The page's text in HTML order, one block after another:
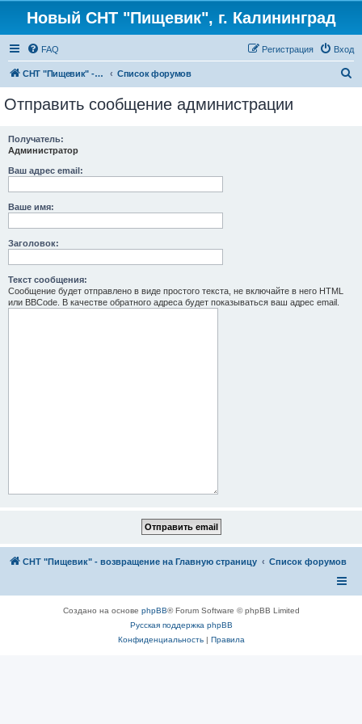
Новый СНТ "Пищевик", г. Калининград
FAQ Вход
Регистрация
СНТ "Пищевик" - возвращение на Главную страницу Список форумов
Отправить сообщение администрации
Получатель:
Администратор
Ваш адрес email:
Ваше имя:
Заголовок:
Текст сообщения:
Сообщение будет отправлено в виде простого текста, не включайте в него HTML
или BBCode. В качестве обратного адреса будет показываться ваш адрес email.
СНТ "Пищевик" - возвращение на Главную страницу Список форумов
Создано на основе phpBB® Forum Software © phpBB Limited
Русская поддержка phpBB
Конфиденциальность| Правила